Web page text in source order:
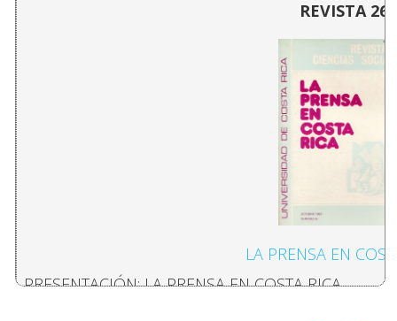
REVISTA 26:
LA PRENSA EN
PRESENTACIÓN: LA PRENSA EN COSTA RICA